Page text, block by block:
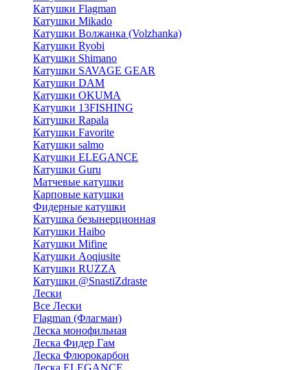
Катушки Flagman
Катушки Mikado
Катушки Волжанка (Volzhanka)
Катушки Ryobi
Катушки Shimano
Катушки SAVAGE GEAR
Катушки DAM
Катушки OKUMA
Катушки 13FISHING
Катушки Rapala
Катушки Favorite
Катушки salmo
Катушки ELEGANCE
Катушки Guru
Матчевые катушки
Карповые катушки
Фидерные катушки
Катушка безынерционная
Катушки Haibo
Катушки Mifine
Катушки Aoqiusite
Катушки RUZZA
Катушки @SnastiZdraste
Лески
Все Лески
Flagman (Флагман)
Леска монофильная
Леска Фидер Гам
Леска Флюрокарбон
Леска ELEGANCE